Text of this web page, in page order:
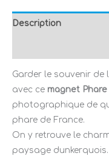
Description
Garder le souvenir de
avec ce magnet Phare
photographique de
phare de France.
On y retrouve le
paysage dunkerquois.